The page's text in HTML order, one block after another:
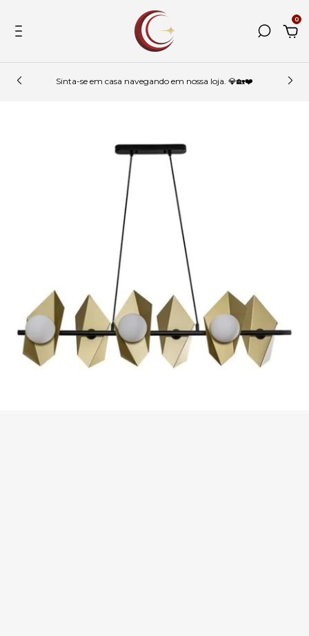
0
Sinta-se em casa navegando em nossa loja. 💎🏡❤️